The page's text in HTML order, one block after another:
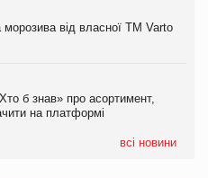
від власної ТМ Varto
б знав» про асортимент,
на платформі
всі новини
VARUS з’явилися паучі
мережу магазинів